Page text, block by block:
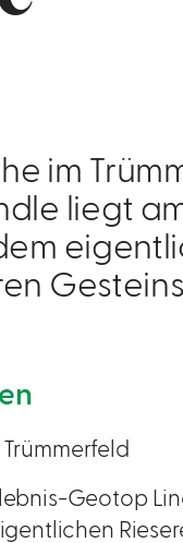
im
liegt
Geotop